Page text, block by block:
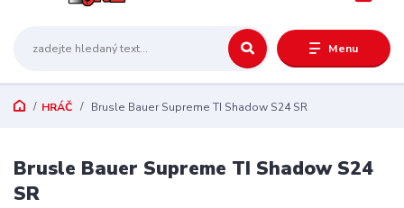
Menu
HRÁČ Brusle Bauer Supreme TI Shadow S24 SR
Brusle Bauer Supreme TI Shadow S24
SR